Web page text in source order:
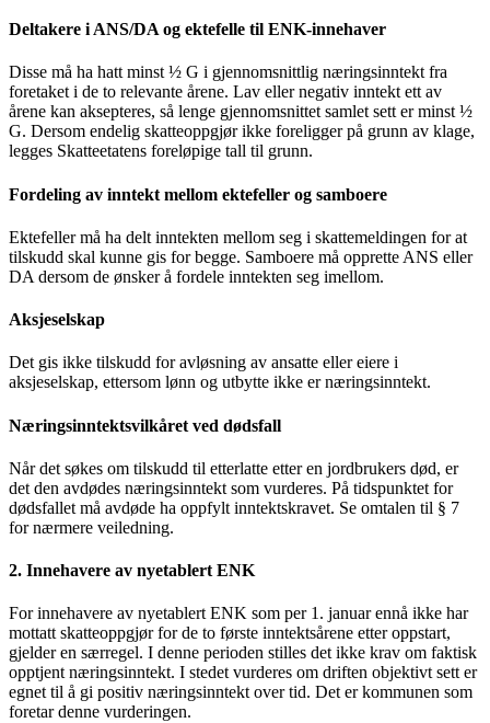
Deltakere i ANS/DA og ektefelle til ENK-innehaver
Disse må ha hatt minst ½ G i gjennomsnittlig næringsinntekt fra
foretaket i de to relevante årene. Lav eller negativ inntekt ett av
årene kan aksepteres, så lenge gjennomsnittet samlet sett er minst ½
G. Dersom endelig skatteoppgjør ikke foreligger på grunn av klage,
legges Skatteetatens foreløpige tall til grunn.
Fordeling av inntekt mellom ektefeller og samboere
Ektefeller må ha delt inntekten mellom seg i skattemeldingen for at
tilskudd skal kunne gis for begge. Samboere må opprette ANS eller
DA dersom de ønsker å fordele inntekten seg imellom.
Aksjeselskap
Det gis ikke tilskudd for avløsning av ansatte eller eiere i
aksjeselskap, ettersom lønn og utbytte ikke er næringsinntekt.
Næringsinntektsvilkåret ved dødsfall
Når det søkes om tilskudd til etterlatte etter en jordbrukers død, er
det den avdødes næringsinntekt som vurderes. På tidspunktet for
dødsfallet må avdøde ha oppfylt inntektskravet. Se omtalen til § 7
for nærmere veiledning.
2. Innehavere av nyetablert ENK
For innehavere av nyetablert ENK som per 1. januar ennå ikke har
mottatt skatteoppgjør for de to første inntektsårene etter oppstart,
gjelder en særregel. I denne perioden stilles det ikke krav om faktisk
opptjent næringsinntekt. I stedet vurderes om driften objektivt sett er
egnet til å gi positiv næringsinntekt over tid. Det er kommunen som
foretar denne vurderingen.